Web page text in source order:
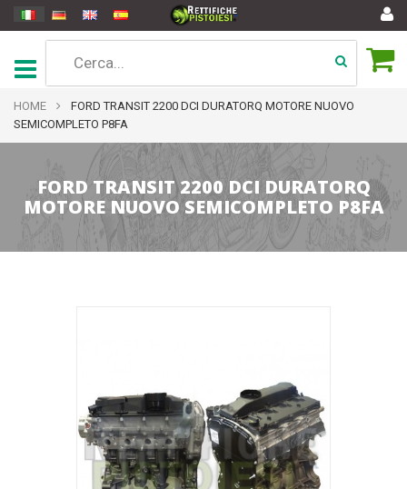
HOME
FORD TRANSIT 2200 DCI DURATORQ MOTORE NUOVO
SEMICOMPLETO P8FA
FORD TRANSIT 2200 DCI DURATORQ
MOTORE NUOVO SEMICOMPLETO P8FA